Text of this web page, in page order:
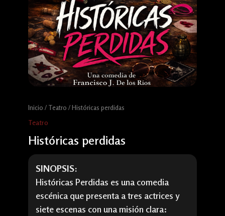
Inicio / Teatro / Históricas perdidas
Teatro
Históricas perdidas
SINOPSIS:
Históricas Perdidas es una comedia
escénica que presenta a tres actrices y
siete escenas con una misión clara: